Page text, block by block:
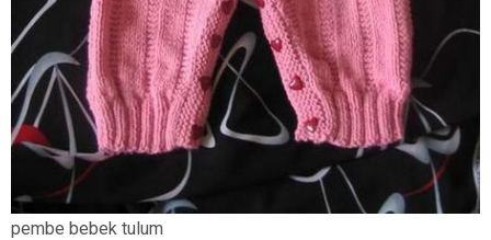
pembe bebek tulum